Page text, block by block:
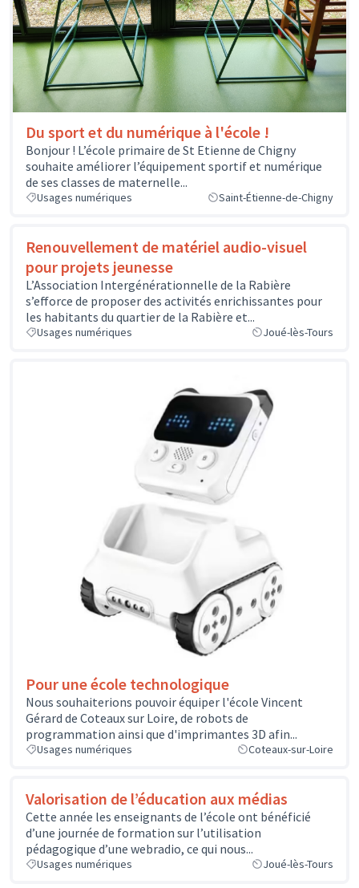
Du sport et du numérique à l'école !
Bonjour ! L’école primaire de St Etienne de Chigny
souhaite améliorer l’équipement sportif et numérique
de ses classes de maternelle...
Usages numériques Saint-Étienne-de-Chigny
Renouvellement de matériel audio-visuel
pour projets jeunesse
L’Association Intergénérationnelle de la Rabière
s’efforce de proposer des activités enrichissantes pour
les habitants du quartier de la Rabière et...
Usages numériques Joué-lès-Tours
Pour une école technologique
Nous souhaiterions pouvoir équiper l'école Vincent
Gérard de Coteaux sur Loire, de robots de
programmation ainsi que d'imprimantes 3D afin...
Usages numériques Coteaux-sur-Loire
Valorisation de l’éducation aux médias
Cette année les enseignants de l’école ont bénéficié
d’une journée de formation sur l’utilisation
pédagogique d’une webradio, ce qui nous...
Usages numériques Joué-lès-Tours